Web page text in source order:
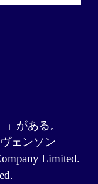
がある。
ェンソン
Limited.